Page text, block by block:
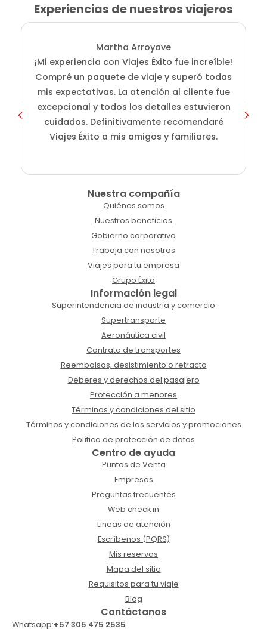
Experiencias de nuestros viajeros
Martha Arroyave
¡Mi experiencia con Viajes Éxito fue increíble!
Compré un paquete de viaje y superó todas
mis expectativas. La atención al cliente fue
excepcional y todos los detalles estuvieron
cuidados. Definitivamente recomendaré
Viajes Éxito a mis amigos y familiares.
Nuestra compañía
Quiénes somos
Nuestros beneficios
Gobierno corporativo
Trabaja con nosotros
Viajes para tu empresa
Grupo Éxito
Información legal
Superintendencia de industria y comercio
Supertransporte
Aeronáutica civil
Contrato de transportes
Reembolsos, desistimiento o retracto
Deberes y derechos del pasajero
Protección a menores
Términos y condiciones del sitio
Términos y condiciones de los servicios y promociones
Política de protección de datos
Centro de ayuda
Puntos de Venta
Empresas
Preguntas frecuentes
Web check in
Lineas de atención
Escríbenos (PQRS)
Mis reservas
Mapa del sitio
Requisitos para tu viaje
Blog
Contáctanos
Whatsapp:+57 305 475 2535